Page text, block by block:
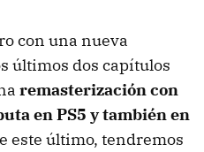
con una nueva
últimos dos capítulos
remasterización con
en PS5 y también en
este último, tendremos